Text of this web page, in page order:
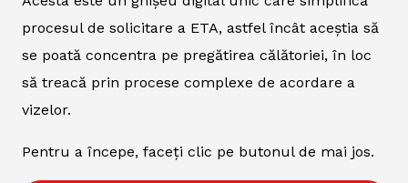
procesul de solicitare a ETA, astfel încât aceștia să
se poată concentra pe pregătirea călătoriei, în loc
să treacă prin procese complexe de acordare a
vizelor.
Pentru a începe, faceți clic pe butonul de mai jos.